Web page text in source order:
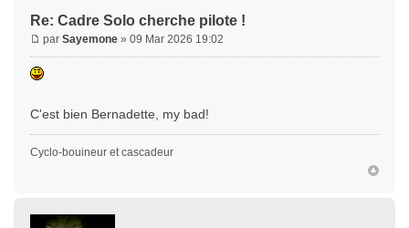
Re: Cadre Solo cherche pilote !
par Sayemone » 09 Mar 2026 19:02
C'est bien Bernadette, my bad!
Cyclo-bouineur et cascadeur